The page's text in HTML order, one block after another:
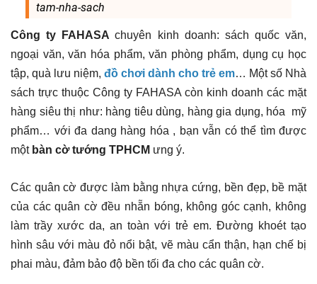
tam-nha-sach
Công ty FAHASAchuyên kinh doanh: sách quốc văn,
ngoại văn, văn hóa phẩm, văn phòng phẩm, dụng cụ học
tập, quà lưu niệm, đồ chơi dành cho trẻ em… Một số Nhà
sách trực thuộc Công ty FAHASA còn kinh doanh các mặt
hàng siêu thị như: hàng tiêu dùng, hàng gia dụng, hóa mỹ
phẩm… với đa dang hàng hóa , bạn vẫn có thể tìm được
một bàn cờ tướng TPHCM ưng ý.
Các quân cờ được làm bằng nhựa cứng, bền đẹp, bề mặt
của các quân cờ đều nhẵn bóng, không góc cạnh, không
làm trầy xước da, an toàn với trẻ em. Đường khoét tạo
hình sâu với màu đỏ nổi bật, vẽ màu cẩn thận, hạn chế bị
phai màu, đảm bảo độ bền tối đa cho các quân cờ.